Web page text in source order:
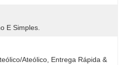
E Simples.
Ateólico, Entrega Rápida &